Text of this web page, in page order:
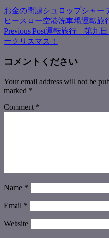
お金の問題 シュロップシャー
ヒースロー空港洗車場運転旅
Post
navigation
Previous Post運転旅行 第九
ークリスマス！
コメントください
Your email address will not be
marked *
Comment *
Name *
Email *
Website